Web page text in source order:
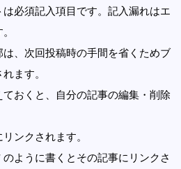
必須記入項目です。記入漏れはエ
は、次回投稿時の手間を省くためブ
ます。
おくと、自分の記事の編集・削除
ンクされます。
ように書くとその記事にリンクさ